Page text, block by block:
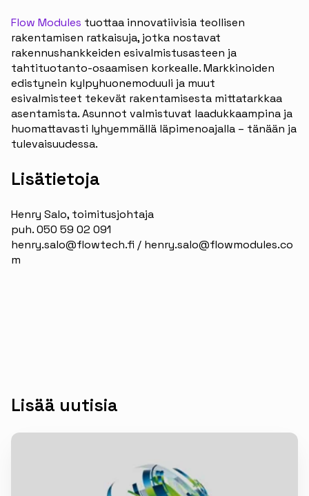
Flow Modules tuottaa innovatiivisia teollisen
rakentamisen ratkaisuja, jotka nostavat
rakennushankkeiden esivalmistusasteen ja
tahtituotanto-osaamisen korkealle. Markkinoiden
edistynein kylpyhuonemoduuli ja muut
esivalmisteet tekevät rakentamisesta mittatarkkaa
asentamista. Asunnot valmistuvat laadukkaampina ja
huomattavasti lyhyemmällä läpimenoajalla – tänään ja
tulevaisuudessa.
Lisätietoja
Henry Salo, toimitusjohtaja
puh. 050 59 02 091
henry.salo@flowtech.fi / henry.salo@flowmodules.co
m
Lisää uutisia